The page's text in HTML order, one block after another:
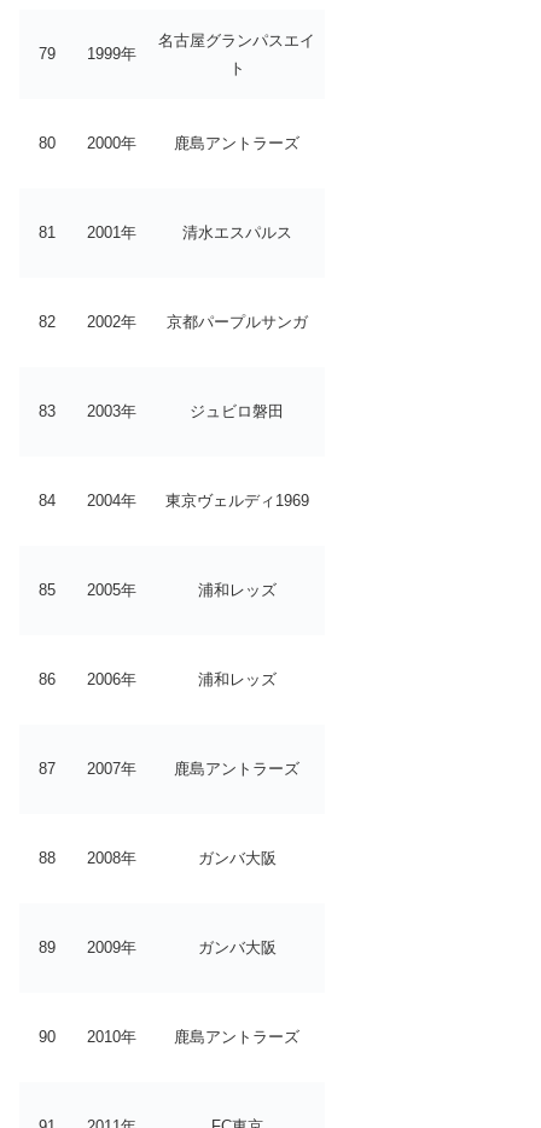
79 1999年
名古屋グランパスエイ
ト
80 2000年 鹿島アントラーズ
81 2001年 清水エスパルス
82 2002年 京都パープルサンガ
83 2003年 ジュビロ磐田
84 2004年 東京ヴェルディ1969
85 2005年 浦和レッズ
86 2006年 浦和レッズ
87 2007年 鹿島アントラーズ
88 2008年 ガンバ大阪
89 2009年 ガンバ大阪
90 2010年 鹿島アントラーズ